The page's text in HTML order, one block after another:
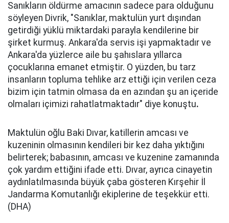
Sanıkların öldürme amacının sadece para olduğunu
söyleyen Divrik, "Sanıklar, maktulün yurt dışından
getirdiği yüklü miktardaki parayla kendilerine bir
şirket kurmuş. Ankara'da servis işi yapmaktadır ve
Ankara'da yüzlerce aile bu şahıslara yıllarca
çocuklarına emanet etmiştir. O yüzden, bu tarz
insanların topluma tehlike arz ettiği için verilen ceza
bizim için tatmin olmasa da en azından şu an içeride
olmaları içimizi rahatlatmaktadır" diye konuştu.
Maktulün oğlu Baki Dıvar, katillerin amcası ve
kuzeninin olmasının kendileri bir kez daha yıktığını
belirterek; babasının, amcası ve kuzenine zamanında
çok yardım ettiğini ifade etti. Dıvar, ayrıca cinayetin
aydınlatılmasında büyük çaba gösteren Kırşehir İl
Jandarma Komutanlığı ekiplerine de teşekkür etti.
(DHA)